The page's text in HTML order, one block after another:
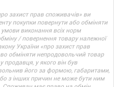
захист прав споживачів» ви
покупки повернути або обміняти
виконання всіх норм
/ повернення товару належної
України «про захист прав
обміняти непродовольчий товар
продавця, у якого він був
його за формою, габаритами,
з інших причин не може бути ним